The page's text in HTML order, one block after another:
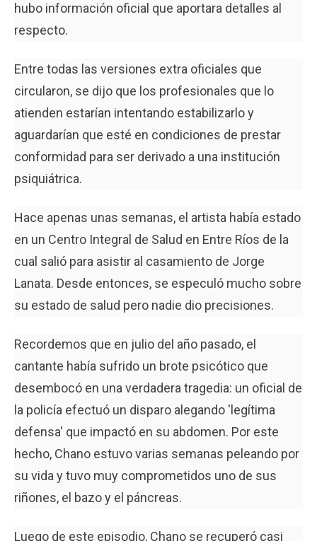
hubo información oficial que aportara detalles al
respecto.
Entre todas las versiones extra oficiales que
circularon, se dijo que los profesionales que lo
atienden estarían intentando estabilizarlo y
aguardarían que esté en condiciones de prestar
conformidad para ser derivado a una institución
psiquiátrica.
Hace apenas unas semanas, el artista había estado
en un Centro Integral de Salud en Entre Ríos de la
cual salió para asistir al casamiento de Jorge
Lanata. Desde entonces, se especuló mucho sobre
su estado de salud pero nadie dio precisiones.
Recordemos que en julio del año pasado, el
cantante había sufrido un brote psicótico que
desembocó en una verdadera tragedia: un oficial de
la policía efectuó un disparo alegando 'legítima
defensa' que impactó en su abdomen. Por este
hecho, Chano estuvo varias semanas peleando por
su vida y tuvo muy comprometidos uno de sus
riñones, el bazo y el páncreas.
Luego de este episodio, Chano se recuperó casi